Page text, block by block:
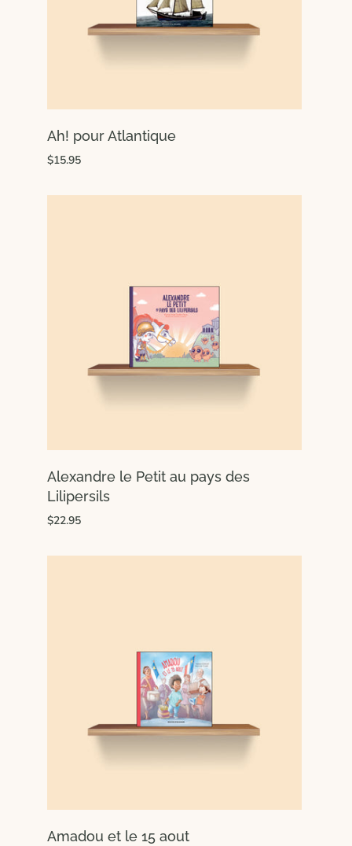
Ah! pour Atlantique
$15.95
Alexandre le Petit au pays des
Lilipersils
$22.95
Amadou et le 15 aout